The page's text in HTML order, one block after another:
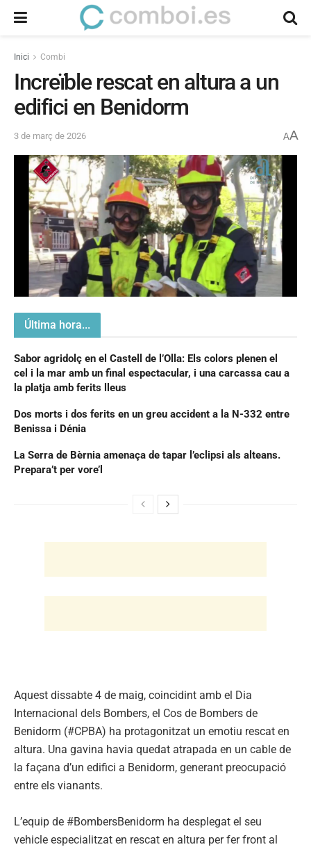
Inici Combi
Increïble rescat en altura a un
edifici en Benidorm
3 de març de 2026 AA
Última hora...
Sabor agridolç en el Castell de l’Olla: Els colors plenen el
cel i la mar amb un final espectacular, i una carcassa cau a
la platja amb ferits lleus
Dos morts i dos ferits en un greu accident a la N-332 entre
Benissa i Dénia
La Serra de Bèrnia amenaça de tapar l’eclipsi als alteans.
Prepara’t per vore’l
Aquest dissabte 4 de maig, coincidint amb el Dia
Internacional dels Bombers, el Cos de Bombers de
Benidorm (#CPBA) ha protagonitzat un emotiu rescat en
altura. Una gavina havia quedat atrapada en un cable de
la façana d’un edifici a Benidorm, generant preocupació
entre els vianants.
L’equip de #BombersBenidorm ha desplegat el seu
vehicle especialitzat en rescat en altura per fer front al